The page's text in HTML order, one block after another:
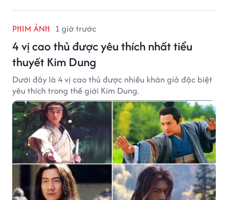
PHIM ẢNH 1 giờ trước
4 vị cao thủ được yêu thích nhất tiểu
thuyết Kim Dung
Dưới đây là 4 vị cao thủ được nhiều khán giả đặc biệt
yêu thích trong thế giới Kim Dung.